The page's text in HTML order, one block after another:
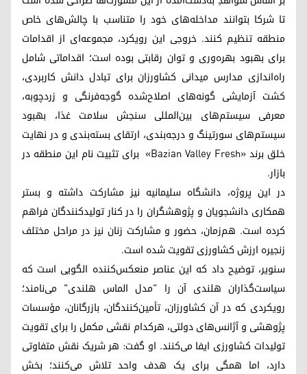
تا شرکا بتوانند مداخله‌های خود را متناسب با چالش‌های خاص
منطقه تنظیم کنند. خروجی این رویکرد، مجموعه‌ای از اقدامات
برای بهبود بهره‌وری و توان رقابتی بوده است؛ اقداماتی شامل
راه‌اندازی مدارس میدانی کشاورزان برای تبادل دانش کاربردی،
کشت آزمایشی گونه‌های اصلاح‌شده گوجه‌فرنگی و زردچوبه،
معرفی سیستم‌های بین‌المللی سنجش سلامت غذا، بهبود
سیستم‌های سورتینگ و درجه‌بندی، ارتقای بسته‌بندی و در نهایت
خلق برند «Bazian Valley Fresh» برای تثبیت نام این منطقه در
بازار.
در این پروژه، دانشگاه سلیمانیه نیز مشارکت داشته و بستر
همکاری دانشجویان و پژوهشگران را در کنار تولیدکنندگان فراهم
کرده است. هم‌زمان، حضور و مشارکت زنان نیز در مراحل مختلف
زنجیره ارزش کشاورزی تقویت شده است.
سنویر، توضیح داد که این عناصر منعکس‌کننده الگویی است که
سیاست‌گذاران هلندی آن را "مدل الماس هلندی" می‌نامند؛
رویکردی که در آن کشاورزان، تأمین‌کنندگان، بازرگانان، مؤسسات
پژوهشی و آژانس‌های دولتی، هرکدام نقشی مکمل را برای تقویت
تولیدات کشاورزی ایفا می‌کنند. او گفت: هر شریک نقش متفاوتی
دارد، اما همگی برای یک هدف واحد تلاش می‌کنند؛ بخش